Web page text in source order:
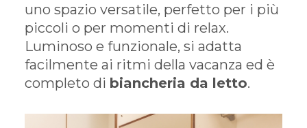
uno spazio versatile, perfetto per i più
piccoli o per momenti di relax.
Luminoso e funzionale, si adatta
facilmente ai ritmi della vacanza ed è
completo di biancheria da letto.